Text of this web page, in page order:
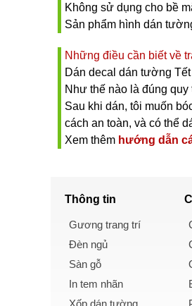
Không sử dụng cho bề
Sản phẩm hình dán
Những điều cần biết về
Dán decal dán tường
Như thế nào là đúng
Sau khi dán, tôi muốn
cách an toàn, và có thể
Xem thêm hướng dẫn
Thông tin
Gương trang trí
Đèn ngủ
Sàn gỗ
In tem nhãn
Xốp dán tường